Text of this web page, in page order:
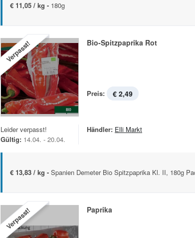
€ 11,05 / kg - 180g
Verpasst! Bio-Spitzpaprika Rot
Preis: € 2,49
Leider verpasst!
Gültig: 14.04. - 20.04.
Händler: Elli Markt
€ 13,83 / kg - Spanien Demeter Bio Spitzpaprika Kl. II, 180g
Verpasst! Paprika